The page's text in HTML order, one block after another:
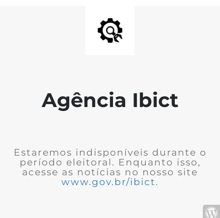
Agência Ibict
Estaremos indisponíveis durante o
período eleitoral. Enquanto isso,
acesse as notícias no nosso site
www.gov.br/ibict.